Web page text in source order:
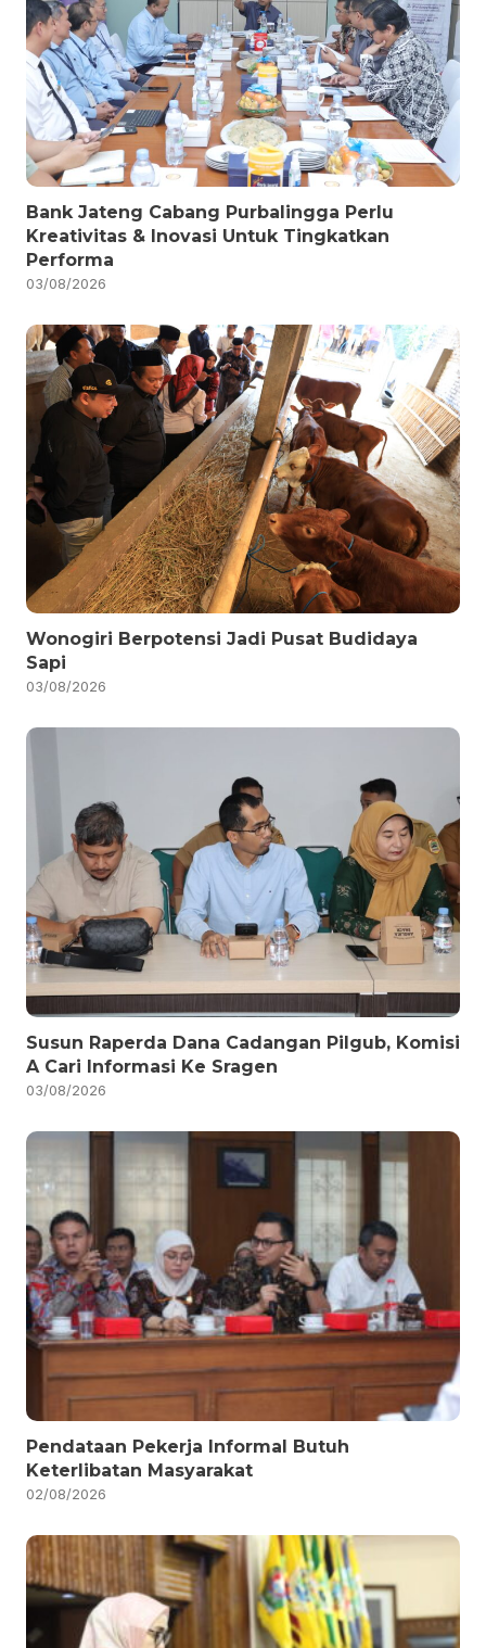
Bank Jateng Cabang Purbalingga Perlu
Kreativitas & Inovasi Untuk Tingkatkan
Performa
03/08/2026
Wonogiri Berpotensi Jadi Pusat Budidaya
Sapi
03/08/2026
Susun Raperda Dana Cadangan Pilgub, Komisi
A Cari Informasi Ke Sragen
03/08/2026
Pendataan Pekerja Informal Butuh
Keterlibatan Masyarakat
02/08/2026